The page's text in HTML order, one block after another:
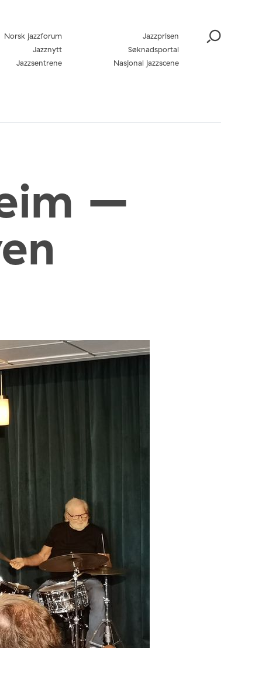
Norsk jazzforum
Jazzprisen
Jazznytt
Søknadsportal
Jazzsentrene
Nasjonal jazzscene
–